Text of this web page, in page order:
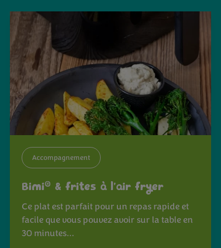
Accompagnement
Bimi® & frites à l’air fryer
Ce plat est parfait pour un repas rapide et
facile que vous pouvez avoir sur la table en
30 minutes…